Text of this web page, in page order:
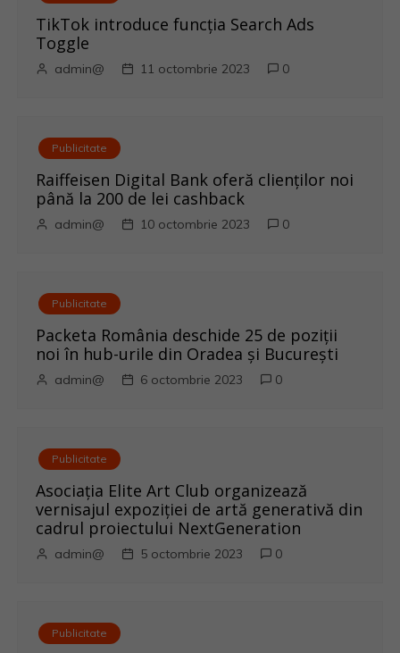
TikTok introduce funcția Search Ads
Toggle
admin@ 11 octombrie 2023 0
Publicitate
Raiffeisen Digital Bank oferă clienților noi
până la 200 de lei cashback
admin@ 10 octombrie 2023 0
Publicitate
Packeta România deschide 25 de poziții
noi în hub-urile din Oradea și București
admin@ 6 octombrie 2023 0
Publicitate
Asociația Elite Art Club organizează
vernisajul expoziției de artă generativă din
cadrul proiectului NextGeneration
admin@ 5 octombrie 2023 0
Publicitate